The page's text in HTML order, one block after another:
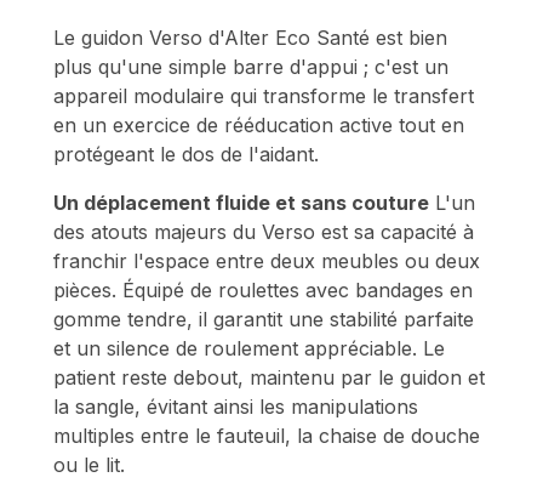
Le guidon Verso d'Alter Eco Santé est bien
plus qu'une simple barre d'appui ; c'est un
appareil modulaire qui transforme le transfert
en un exercice de rééducation active tout en
protégeant le dos de l'aidant.
Un déplacement fluide et sans couture L'un
des atouts majeurs du Verso est sa capacité à
franchir l'espace entre deux meubles ou deux
pièces. Équipé de roulettes avec bandages en
gomme tendre, il garantit une stabilité parfaite
et un silence de roulement appréciable. Le
patient reste debout, maintenu par le guidon et
la sangle, évitant ainsi les manipulations
multiples entre le fauteuil, la chaise de douche
ou le lit.